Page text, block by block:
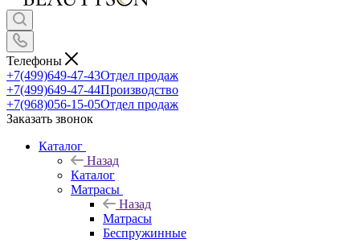
Телефоны
+7(499)649-47-43Отдел продаж
+7(499)649-47-44Производство
+7(968)056-15-05Отдел продаж
Заказать звонок
Каталог
Назад
Каталог
Матрасы
Назад
Матрасы
Беспружинные